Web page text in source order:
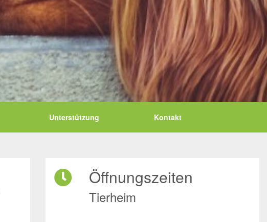
Unterstützung Kontakt
Öffnungszeiten
Tierheim